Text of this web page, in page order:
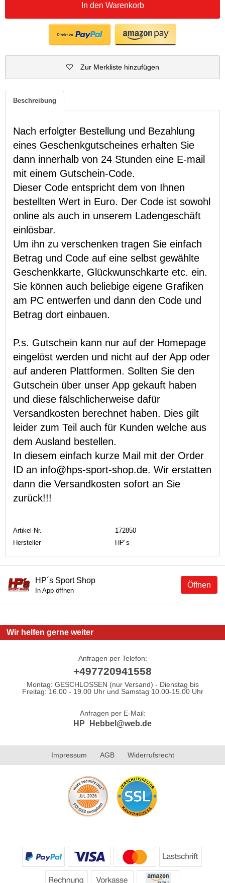
In den Warenkorb
Zur Merkliste hinzufügen
Beschreibung
Nach erfolgter Bestellung und Bezahlung
eines Geschenkgutscheines erhalten Sie
dann innerhalb von 24 Stunden eine E-mail
mit einem Gutschein-Code.
Dieser Code entspricht dem von Ihnen
bestellten Wert in Euro. Der Code ist sowohl
online als auch in unserem Ladengeschäft
einlösbar.
Um ihn zu verschenken tragen Sie einfach
Betrag und Code auf eine selbst gewählte
Geschenkkarte, Glückwunschkarte etc. ein.
Sie können auch beliebige eigene Grafiken
am PC entwerfen und dann den Code und
Betrag dort einbauen.
P.s. Gutschein kann nur auf der Homepage
eingelöst werden und nicht auf der App oder
auf anderen Plattformen. Sollten Sie den
Gutschein über unser App gekauft haben
und diese fälschlicherweise dafür
Versandkosten berechnet haben. Dies gilt
leider zum Teil auch für Kunden welche aus
dem Ausland bestellen.
In diesem einfach kurze Mail mit der Order
ID an info@hps-sport-shop.de. Wir erstatten
dann die Versandkosten sofort an Sie
zurück!!!
Artikel-Nr.
172850
Hersteller
HP´s
Öffnen
HP´s Sport Shop
In App öffnen
Wir helfen gerne weiter
Anfragen per Telefon:
+497720941558
Montag: GESCHLOSSEN (nur Versand) - Dienstag bis
Freitag: 16.00 - 19.00 Uhr und Samstag 10.00-15.00 Uhr
Anfragen per E-Mail:
HP_Hebbel@web.de
Impressum AGB Widerrufsrecht